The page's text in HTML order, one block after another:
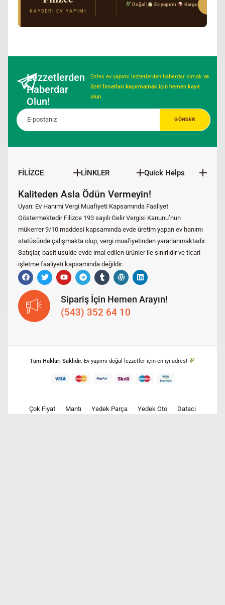
KAYSERI EV YAPIMI Gerçek Kayseri tarifi · Kimyasal katkı yok ·
Doğal | Ev yapımı| Kargo
Lezzetlerden
Haberdar
Olun!
Enfes ev yapımı lezzetlerden haberdar olmak ve
özel fırsatları kaçırmamak için hemen kayıt
olun
FİLİZCE LİNKLER Quick Helps
Kaliteden Asla Ödün Vermeyin!
Uyarı: Ev Hanımı Vergi Muafiyeti Kapsamında Faaliyet
Göstermektedir Filizce 193 sayılı Gelir Vergisi Kanunu’nun
mükerrer 9/10 maddesi kapsamında evde üretim yapan ev hanımı
statüsünde çalışmakta olup, vergi muafiyetinden yararlanmaktadır.
Satışlar, basit usulde evde imal edilen ürünler ile sınırlıdır ve ticari
işletme faaliyeti kapsamında değildir.
Sipariş İçin Hemen Arayın!
(543) 352 64 10
Tüm Hakları Saklıdır. Ev yapımı doğal lezzetler için en iyi adres!
Çok Fiyat Mantı Yedek Parça Yedek Oto Dataci